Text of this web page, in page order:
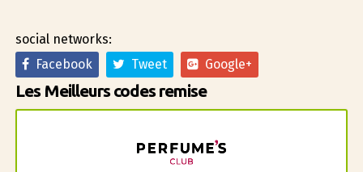
social networks:
Facebook
Tweet Google+
Les Meilleurs codes remise